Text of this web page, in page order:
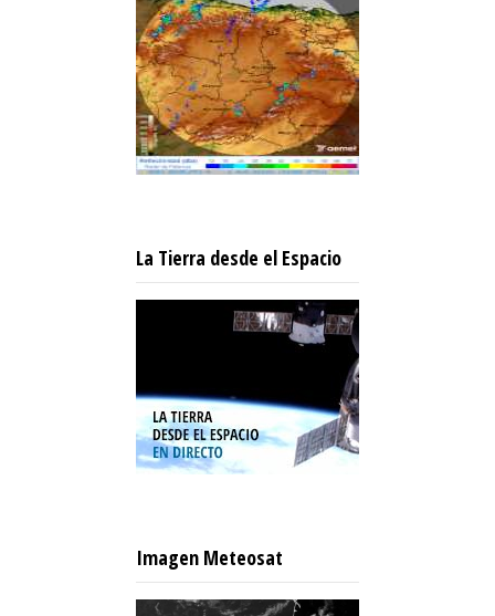
La Tierra desde el Espacio
Imagen Meteosat